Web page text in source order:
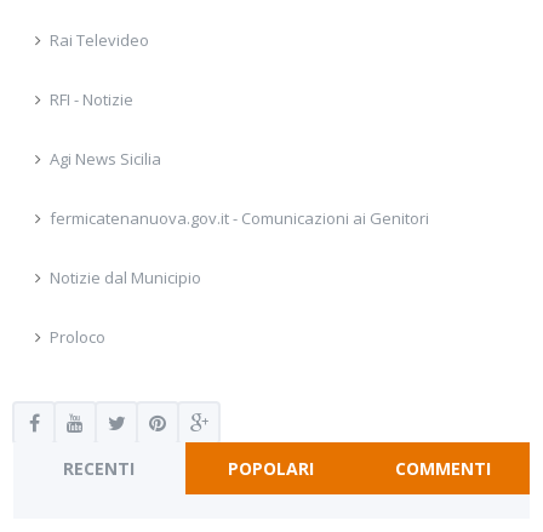
Rai Televideo
RFI - Notizie
Agi News Sicilia
fermicatenanuova.gov.it - Comunicazioni ai Genitori
Notizie dal Municipio
Proloco
RECENTI POPOLARI COMMENTI